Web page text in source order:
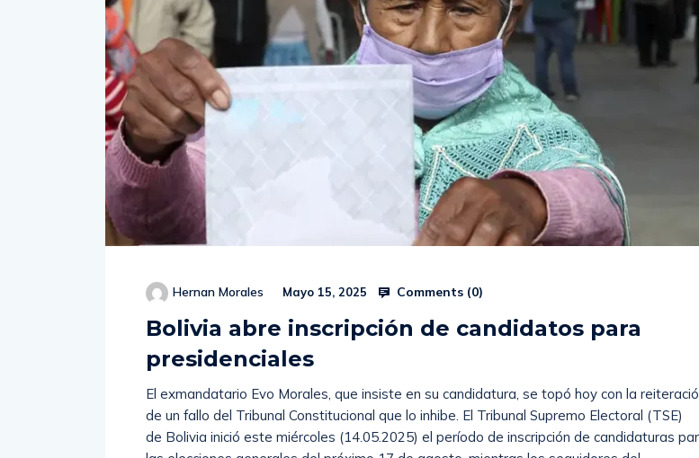
Hernan Morales Mayo 15, 2025 Comments (0)
Bolivia abre inscripción de candidatos para
presidenciales
El exmandatario Evo Morales, que insiste en su candidatura, se topó hoy con la reiteración
de un fallo del Tribunal Constitucional que lo inhibe. El Tribunal Supremo Electoral (TSE)